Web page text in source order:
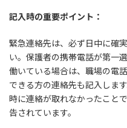
記入時の重要ポイント：
緊急連絡先は、必ず日中に確
い。保護者の携帯電話が第一
働いている場合は、職場の電
できる方の連絡先も記入しま
時に連絡が取れなかったこと
告されています。